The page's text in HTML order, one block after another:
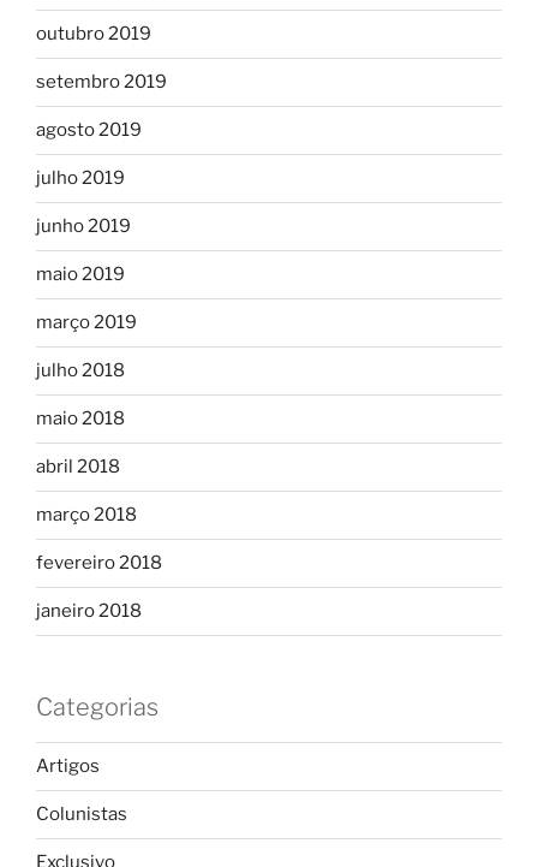
outubro 2019
setembro 2019
agosto 2019
julho 2019
junho 2019
maio 2019
março 2019
julho 2018
maio 2018
abril 2018
março 2018
fevereiro 2018
janeiro 2018
Categorias
Artigos
Colunistas
Exclusivo